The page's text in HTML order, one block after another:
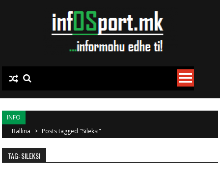
INFO
Ballina > Posts tagged "Sileksi"
TAG: SILEKSI